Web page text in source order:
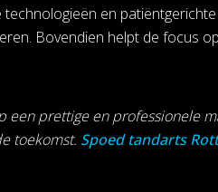
en
Bovendien helpt de focus
prettige en professionele
toekomst. Spoed tandarts